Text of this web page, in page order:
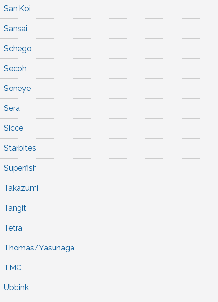
SaniKoi
Sansai
Schego
Secoh
Seneye
Sera
Sicce
Starbites
Superfish
Takazumi
Tangit
Tetra
Thomas/Yasunaga
TMC
Ubbink